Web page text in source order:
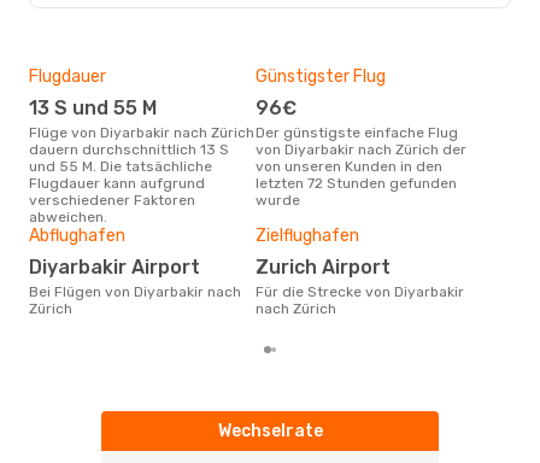
Flugdauer
13 S und 55 M
Flüge von Diyarbakir nach Zürich
dauern durchschnittlich 13 S
und 55 M. Die tatsächliche
Flugdauer kann aufgrund
verschiedener Faktoren
abweichen.
Günstigster Flug
96€
Der günstigste einfache Flug
von Diyarbakir nach Zürich der
von unseren Kunden in den
letzten 72 Stunden gefunden
wurde
Abflughafen
Diyarbakir Airport
Bei Flügen von Diyarbakir nach
Zürich
Zielflughafen
Zurich Airport
Für die Strecke von Diyarbakir
nach Zürich
Wechselrate